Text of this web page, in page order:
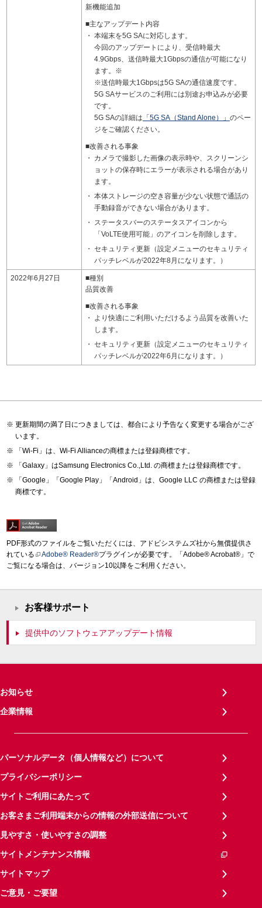
新機能追加
■主なアップデート内容
本端末を5G SAに対応します。
今回のアップデートにより、受信時最大
4.9Gbps、送信時最大1Gbpsの通信が可能になり
ます。※
※送信時最大1Gbpsは5G SAの通信速度です。
5G SAサービスのご利用には別途お申込みが必要
です。
5G SAの詳細は 「5G SA（Stand Alone）」のペー
ジをご確認ください。
■改善される事象
カメラで撮影した画像の表示時や、スクリーンシ
ョットの保存時にエラーが表示される場合があり
ます。
本体ストレージの空き容量が少ない状態で通話の
手動録音ができない場合があります。
ステータスバーのステータスアイコンから
「VoLTE使用可能」のアイコンを削除します。
セキュリティ更新（設定メニューのセキュリティ
パッチレベルが2022年8月になります。）
2022年6月27日
■種別
品質改善
■改善される事象
より快適にご利用いただけるよう品質を改善いた
します。
セキュリティ更新（設定メニューのセキュリティ
パッチレベルが2022年6月になります。）
更新期間の満了日につきましては、都合により予告なく変更する場合がござ
います。
「Wi-Fi」は、Wi-Fi Allianceの商標または登録商標です。
「Galaxy」はSamsung Electronics Co.,Ltd. の商標または登録商標です。
「Google」「Google Play」「Android」は、Google LLC の商標または登録
商標です。
PDF形式のファイルをご覧いただくには、アドビシステムズ社から無償提供さ
れている
Adobe® Reader®プラグインが必要です。「Adobe® Acrobat®」で
ご覧になる場合は、バージョン10以降をご利用ください。
お客様サポート
提供中のソフトウェアアップデート情報
お知らせ
企業情報
パーソナルデータ（個人情報など）について
プライバシーポリシー
サイトご利用にあたって
お客さまご利用端末からの情報の外部送信について
見やすさ・使いやすさの調整
サイトメンテナンス情報
サイトマップ
ご意見・ご要望